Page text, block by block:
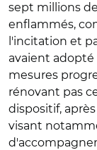
sept millions
enflammés,
l'incitation et
avaient
mesures
rénovant pas
dispositif,
visant